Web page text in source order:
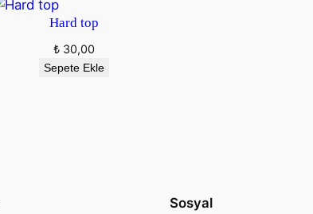
Hard top
₺ 30,00
Sepete Ekle
Sosyal